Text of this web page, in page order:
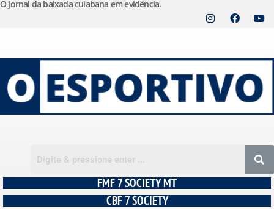
o
conteúdo
O jornal da baixada cuiabana em evidência.
FMF 7 SOCIETY MT
CBF 7 SOCIETY